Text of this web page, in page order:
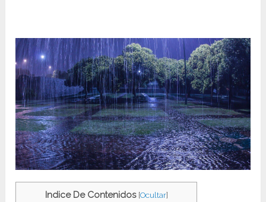
Indice De Contenidos [Ocultar]